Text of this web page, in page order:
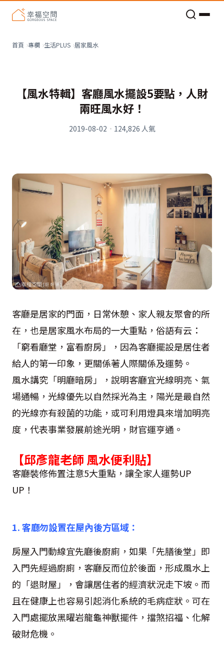
首頁 專欄 生活PLUS 居家風水
【風水特輯】客廳風水擺設5要點，人財
兩旺風水好！
2019-08-02 · 124,826 人氣
客廳是居家的門面，日常休憩、家人親友聚會的所
在，也是居家風水布局的一大重點，俗語有云：
「窮看廳堂，富看廚房」，因為客廳擺設是居住者
給人的第一印象，更關係著人際關係及運勢。
風水講究「明廳暗房」，說明客廳宜光線明亮、氣
場通暢，光線優先以自然採光為主，陽光是最自然
的光線亦有殺菌的功能，或可利用燈具來增加明亮
度，代表事業發展前途光明，財官運亨通。
【邱彥龍老師 風水便利貼】
客廳裝修佈置注意5大重點，讓全家人運勢UP
UP！
1. 客廳勿設置在屋內後方區域：
房屋入門動線宜先廳後廚廁，如果「先膳後堂」即
入門先經過廚廁，客廳反而位於後面，形成風水上
的「退財屋」，會讓居住者的經濟狀況走下坡。而
且在健康上也容易引起消化系統的毛病症狀。可在
入門處擺放黑曜岩龍龜神獸擺件，擋煞招福、化解
破財危機。